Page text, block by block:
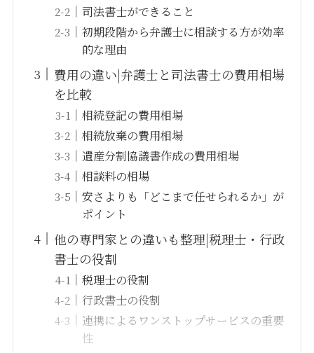
司法書士ができること
初期段階から弁護士に相談する方が効率
的な理由
費用の違い|弁護士と司法書士の費用相場
を比較
相続登記の費用相場
相続放棄の費用相場
遺産分割協議書作成の費用相場
相談料の相場
安さよりも「どこまで任せられるか」が
ポイント
他の専門家との違いも整理|税理士・行政
書士の役割
税理士の役割
行政書士の役割
連携によるワンストップサービスの重要
性